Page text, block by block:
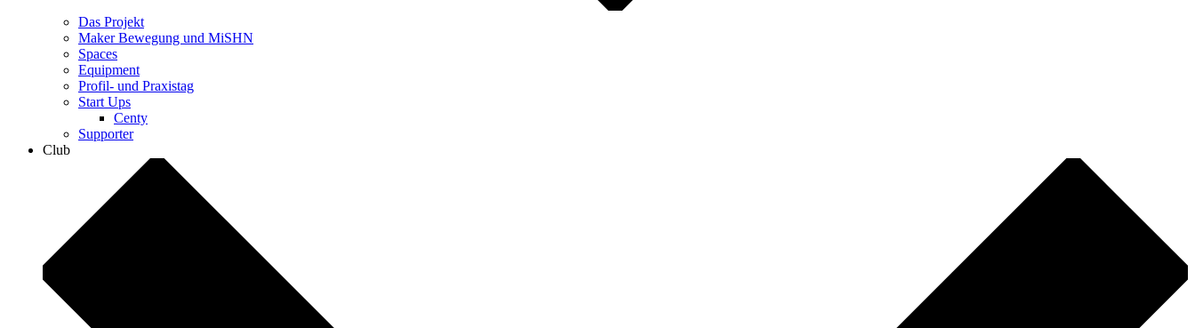
Das Projekt
Maker Bewegung und MiSHN
Spaces
Equipment
Profil- und Praxistag
Start Ups
Centy
Supporter
Club